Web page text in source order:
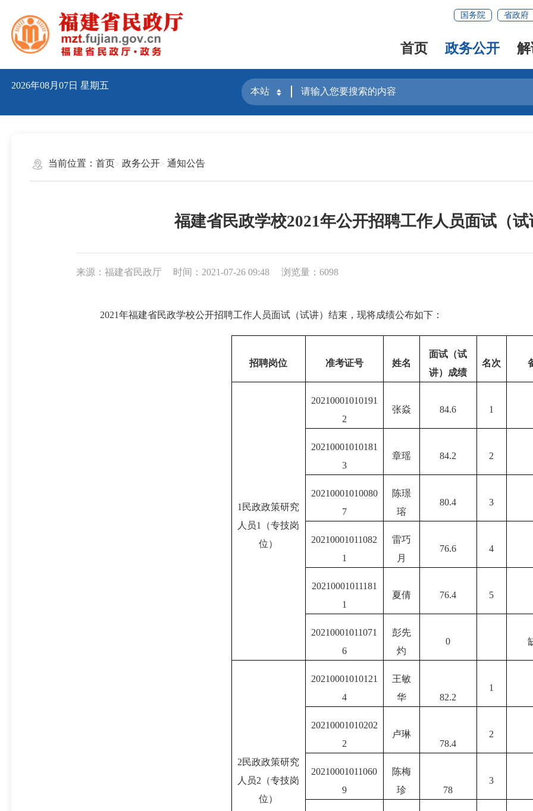
国务院 省政府
首页 政务公开
2026年08月07日 星期五
当前位置： 首页 政务公开 通知公告
福建省民政学校2021年公开招聘工作人员面试（
来源：福建省民政厅 时间：2021-07-26 09:48 浏览量：6098
2021年福建省民政学校公开招聘工作人员面试（试讲）结束，现将成绩公布如下：
招聘岗位 准考证号 姓名
面试（试
讲）成绩
名次
1民政政策研究
人员1（专技岗
位）
20210001010191
2
张焱 84.6 1
20210001010181
3
章瑶 84.2 2
20210001010080
7
陈璟
瑢
80.4 3
20210001011082
1
雷巧
月
76.6 4
20210001011181
1
夏倩 76.4 5
20210001011071
6
彭先
灼
0
2民政政策研究
人员2（专技岗
位）
20210001010121
4
王敏
华
82.2
1
20210001010202
2
卢琳
78.4
2
20210001011060
9
陈梅
珍
78
3